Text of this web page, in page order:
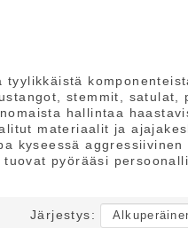
stemmit, satulat,
hallintaa
materiaalit ja
kyseessä aggressiivinen
pyörääsi
Järjestys: